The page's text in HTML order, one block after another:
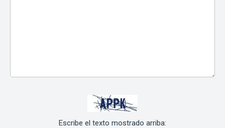
Escribe el texto mostrado arriba: